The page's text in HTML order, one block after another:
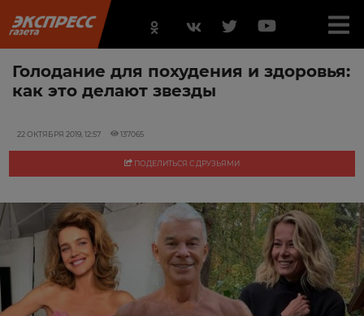
Голодание для похудения и здоровья:
как это делают звезды
22 ОКТЯБРЯ 2019, 12:57 137065
ПОДЕЛИТЬСЯ С ДРУЗЬЯМИ